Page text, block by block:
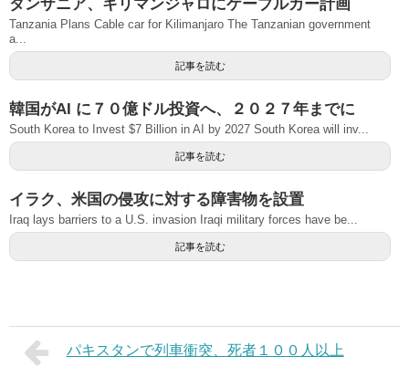
タンザニア、キリマンジャロにケーブルカー計画
Tanzania Plans Cable car for Kilimanjaro The Tanzanian government
a...
記事を読む
韓国がAI に７０億ドル投資へ、２０２７年までに
South Korea to Invest $7 Billion in AI by 2027 South Korea will inv...
記事を読む
イラク、米国の侵攻に対する障害物を設置
Iraq lays barriers to a U.S. invasion Iraqi military forces have be...
記事を読む
パキスタンで列車衝突、死者１００人以上